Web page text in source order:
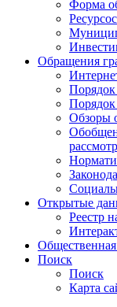
Форма
Обращения
Обзоры
Открытые
Реестр
Поиск
Поиск
Карта